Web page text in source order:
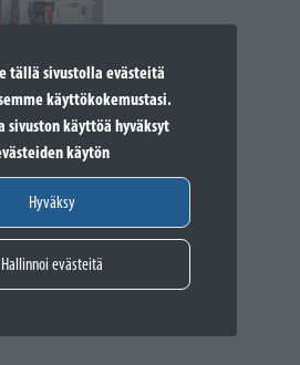
tällä sivustolla evästeitä
käyttökokemustasi.
sivuston käyttöä hyväksyt
käytön
Hyväksy
Hallinnoi evästeitä